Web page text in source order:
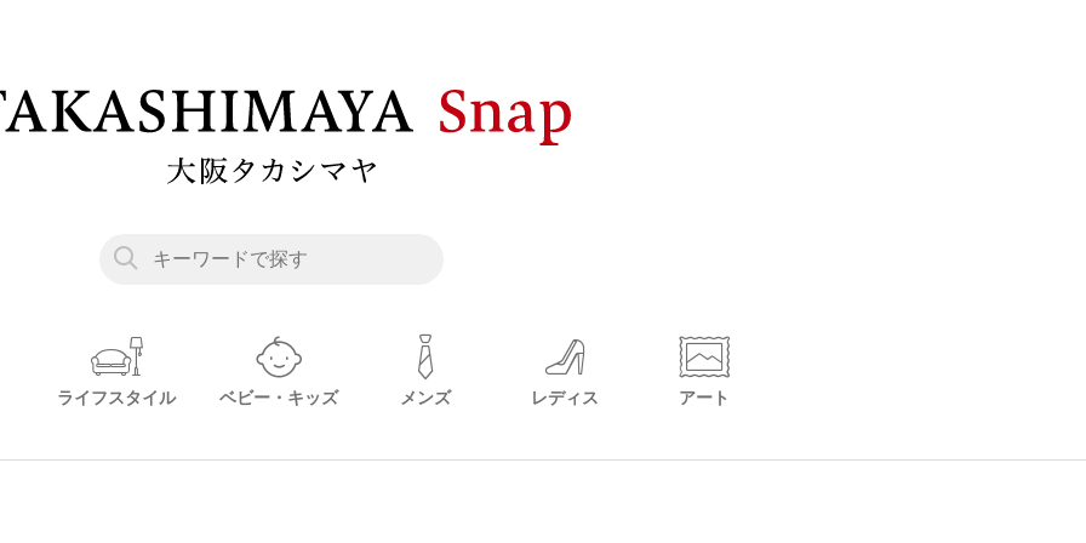
ライフスタイル ベビー・キッズ メンズ レディス アート